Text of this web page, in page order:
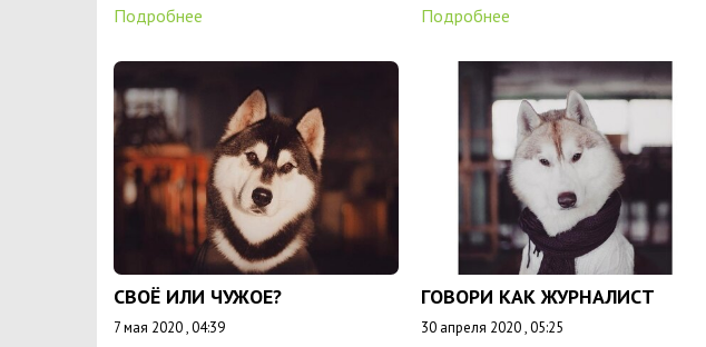
Подробнее
Подробнее
СВОЁ ИЛИ ЧУЖОЕ?
7 мая 2020 , 04:39
ГОВОРИ КАК ЖУРНАЛИСТ
30 апреля 2020 , 05:25